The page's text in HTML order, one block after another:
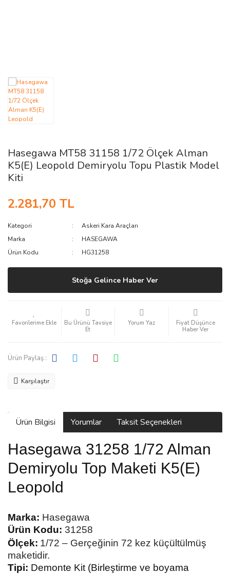
Hasegawa MT58 31158 1/72 Ölçek Alman
K5(E) Leopold Demiryolu Topu Plastik Model
Kiti
2.281,70 TL
Kategori
Askeri Kara Araçları
Marka
HASEGAWA
Ürün Kodu
HG31258
Stoğa Gelince Haber Ver
Bu Ürünü Tavsiye
Et
Yorum Yaz
Fiyat Düşünce
Haber Ver
Ürün Paylaş :
Karşılaştır
Ürün Bilgisi Yorumlar Taksit Seçenekleri
Hasegawa 31258 1/72 Alman
Demiryolu Top Maketi K5(E)
Leopold
Marka: Hasegawa
Ürün Kodu: 31258
Ölçek: 1/72 – Gerçeğinin 72 kez küçültülmüş
maketidir.
Tipi: Demonte Kit (Birleştirme ve boyama
TEKNİK KİTAP ve KATALOGLAR